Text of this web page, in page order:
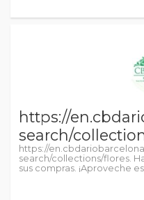
https://
search/
https://
search/collections/flores.
sus compras. ¡Aproveche